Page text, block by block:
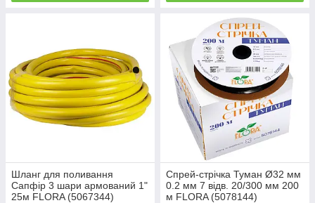
Шланг для поливання
Сапфір 3 шари армований 1"
25м FLORA (5067344)
Спрей-стрічка Туман Ø32 мм
0.2 мм 7 відв. 20/300 мм 200
м FLORA (5078144)